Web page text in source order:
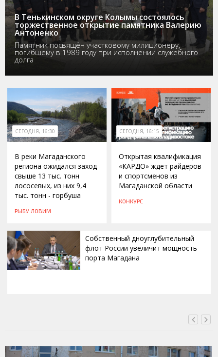
В Тенькинском округе Колымы состоялось
торжественное открытие памятника Валерию
Антоненко
Памятник посвящён участковому милиционеру,
погибшему в 1989 году при исполнении служебного
долга
СЕГОДНЯ, 16:30
В реки Магаданского
региона ожидался заход
свыше 13 тыс. тонн
лососевых, из них 9,4
тыс. тонн - горбуша
РЫБУ ЛОВИМ
СЕГОДНЯ, 16:15
Открытая квалификация
«КАРДО» ждет райдеров
и спортсменов из
Магаданской области
КОНКУРС
Собственный дноуглубительный
флот России увеличит мощность
порта Магадана